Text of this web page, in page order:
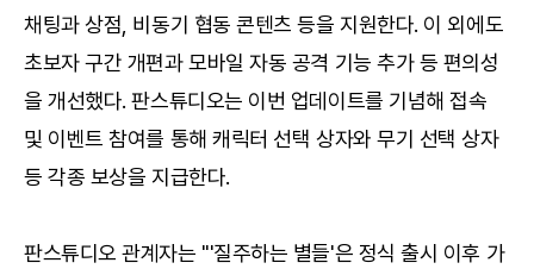
채팅과 상점, 비동기 협동 콘텐츠 등을 지원한다. 이 외에도
초보자 구간 개편과 모바일 자동 공격 기능 추가 등 편의성
을 개선했다. 판스튜디오는 이번 업데이트를 기념해 접속
및 이벤트 참여를 통해 캐릭터 선택 상자와 무기 선택 상자
등 각종 보상을 지급한다.
판스튜디오 관계자는 "'질주하는 별들'은 정식 출시 이후 가